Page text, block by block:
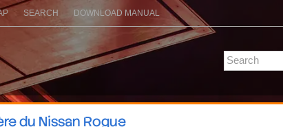
SEARCH DOWNLOAD MANUAL
du Nissan Rogue